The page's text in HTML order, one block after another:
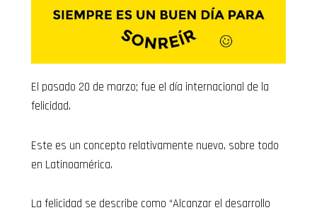
El pasado 20 de marzo; fue el día internacional de la
felicidad.
Este es un concepto relativamente nuevo, sobre todo
en Latinoamérica.
La felicidad se describe como “Alcanzar el desarrollo